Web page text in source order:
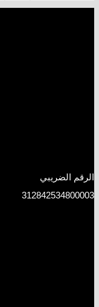
الرقم الضريبي
312842534800003